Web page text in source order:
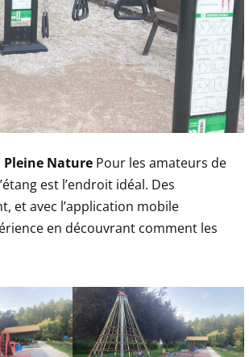
Pleine Nature Pour les amateurs de
est l’endroit idéal. Des
et avec l’application mobile
en découvrant comment les